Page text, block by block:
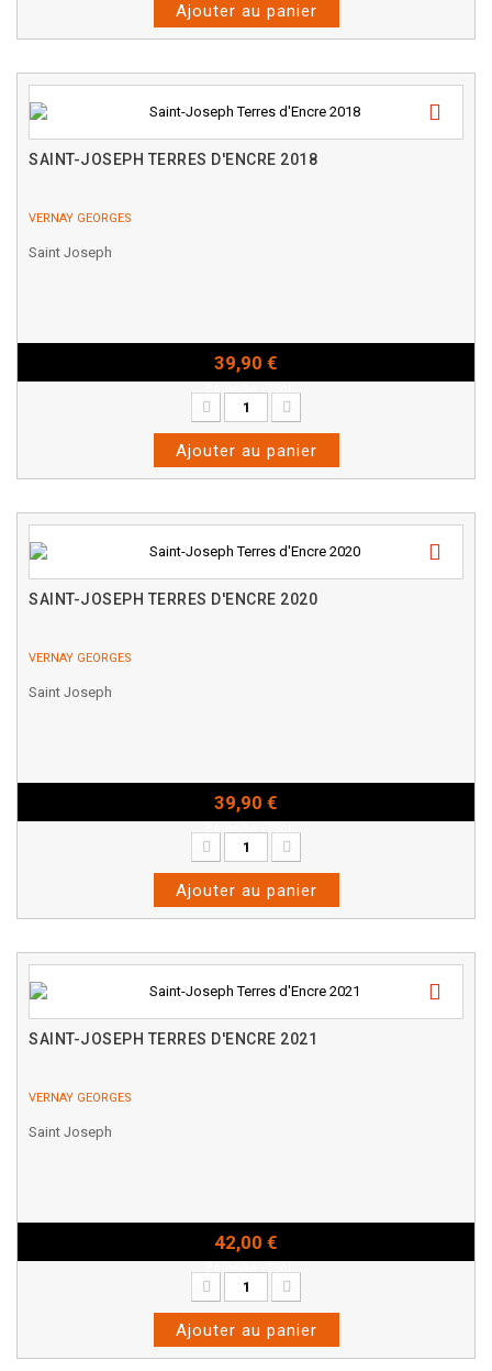
Ajouter au panier
SAINT-JOSEPH TERRES D'ENCRE 2018
VERNAY GEORGES
Saint Joseph
39,90 €
Ajouter au panier
SAINT-JOSEPH TERRES D'ENCRE 2020
VERNAY GEORGES
Saint Joseph
39,90 €
Ajouter au panier
SAINT-JOSEPH TERRES D'ENCRE 2021
VERNAY GEORGES
Saint Joseph
42,00 €
Ajouter au panier